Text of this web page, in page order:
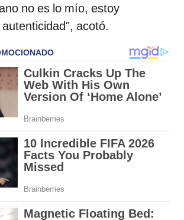
no es lo mío, estoy
acotó.